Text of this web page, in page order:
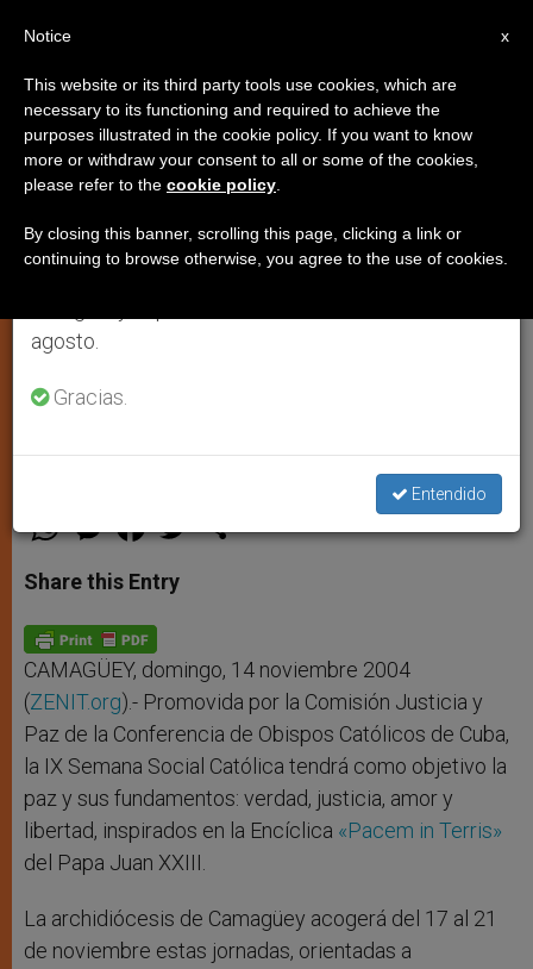
Se convoca en Cuba una
reflexión sobre la paz tras las
huellas de Juan XXIII
En la IX Semana Social Católica
cubano
ARTE Y
h
t
s
p
p
e
s
e
g
e
r
a
e
b
o
k
w h
Share this Entry
CAMAGÜEY, domingo, 14 noviembre 2004
(ZENIT.org).- Promovida por la Comisión Justicia y
Paz de la Conferencia de Obispos Católicos de Cuba,
la IX Semana Social Católica tendrá como objetivo la
paz y sus fundamentos: verdad, justicia, amor y
libertad, inspirados en la Encíclica «Pacem in Terris»
del Papa Juan XXIII.
La archidiócesis de Camagüey acogerá del 17 al 21
de noviembre estas jornadas, orientadas a
×
Aviso importante
Del 27 de julio al 7 de agosto haremos la pausa
anual, aprovechando que en el periodo de verano
se generan menos informaciones y también el
agosto.
Gracias.
Entendido
x
Notice
This website or its third party tools use cookies, which are
necessary to its functioning and required to achieve the
purposes illustrated in the cookie policy. If you want to know
more or withdraw your consent to all or some of the cookies,
please refer to the cookie policy
By closing this banner, scrolling this page, clicking a link or
continuing to browse otherwise, you agree to the use of cookies.